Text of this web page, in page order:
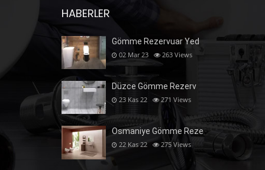
HABERLER
Gömme Rezervuar Yed
02 Mar 23 263 Views
Düzce Gömme Rezerv
23 Kas 22 271 Views
Osmaniye Gömme Reze
22 Kas 22 275 Views